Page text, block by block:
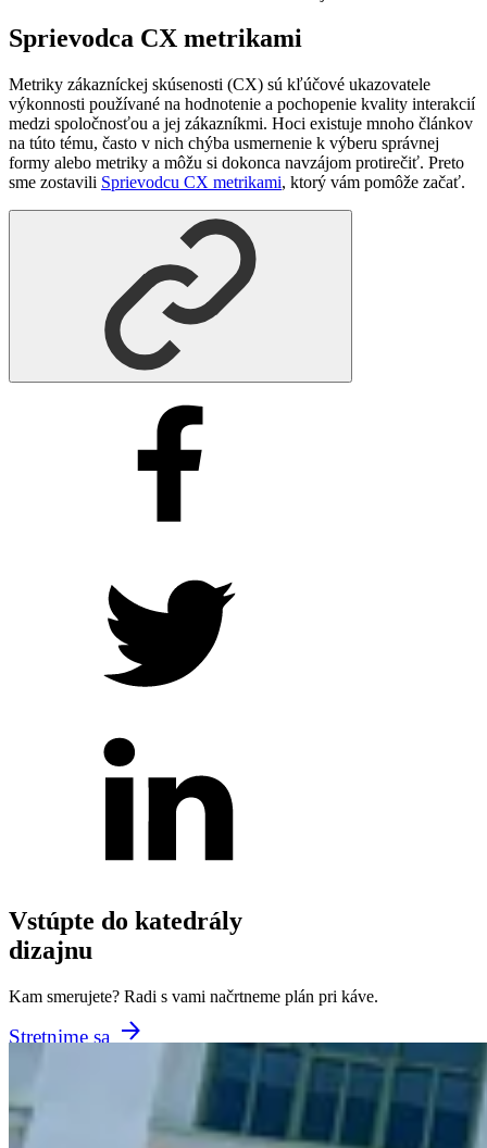
Sprievodca CX metrikami
Metriky zákazníckej skúsenosti (CX) sú kľúčové ukazovatele
výkonnosti používané na hodnotenie a pochopenie kvality interakcií
medzi spoločnosťou a jej zákazníkmi. Hoci existuje mnoho článkov
na túto tému, často v nich chýba usmernenie k výberu správnej
formy alebo metriky a môžu si dokonca navzájom protirečiť. Preto
sme zostavili Sprievodcu CX metrikami, ktorý vám pomôže začať.
Vstúpte do katedrály
dizajnu
Kam smerujete? Radi s vami načrtneme plán pri káve.
Stretnime sa